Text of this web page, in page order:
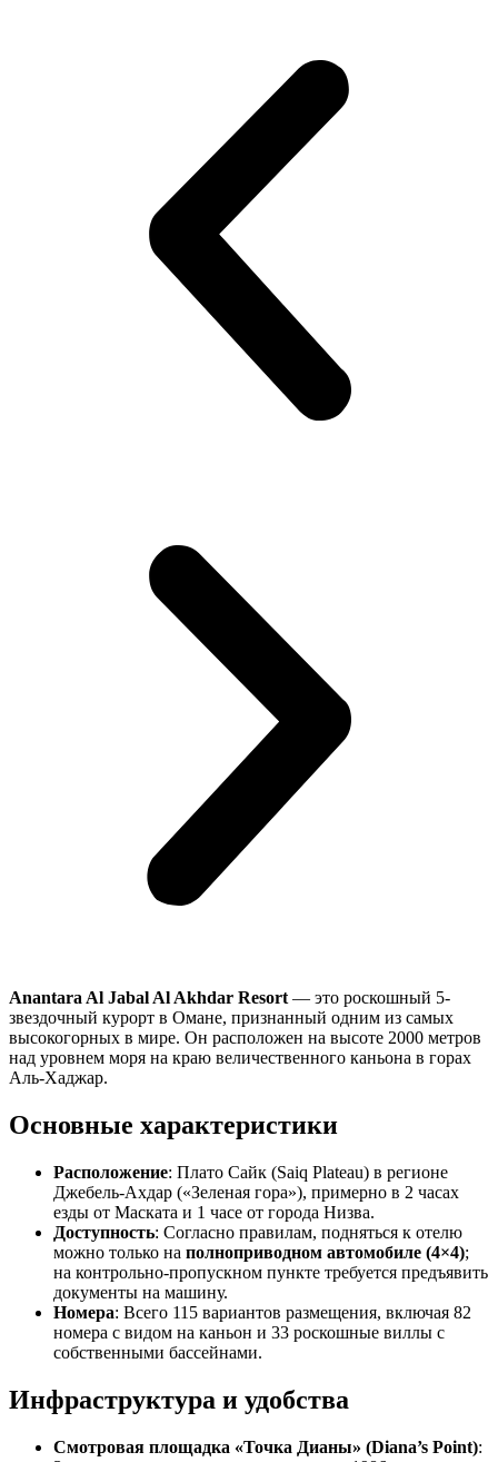
Anantara Al Jabal Al Akhdar Resort — это роскошный 5-
звездочный курорт в Омане, признанный одним из самых
высокогорных в мире. Он расположен на высоте 2000 метров
над уровнем моря на краю величественного каньона в горах
Аль-Хаджар.
Основные характеристики
Расположение: Плато Сайк (Saiq Plateau) в регионе
Джебель-Ахдар («Зеленая гора»), примерно в 2 часах
езды от Маската и 1 часе от города Низва.
Доступность: Согласно правилам, подняться к отелю
можно только на полноприводном автомобиле (4×4);
на контрольно-пропускном пункте требуется предъявить
документы на машину.
Номера: Всего 115 вариантов размещения, включая 82
номера с видом на каньон и 33 роскошные виллы с
собственными бассейнами.
Инфраструктура и удобства
Смотровая площадка «Точка Дианы» (Diana’s Point):